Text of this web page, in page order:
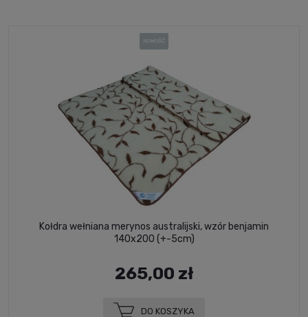
Kołdra wełniana merynos australijski, wzór benjamin
140x200 (+-5cm)
265,00 zł
DO KOSZYKA
NOWOŚĆ